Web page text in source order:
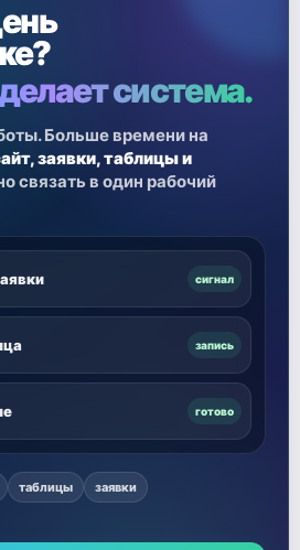
система.
Больше времени на
заявки, таблицы и
связать в один рабочий
сигнал
запись
готово
таблицы заявки